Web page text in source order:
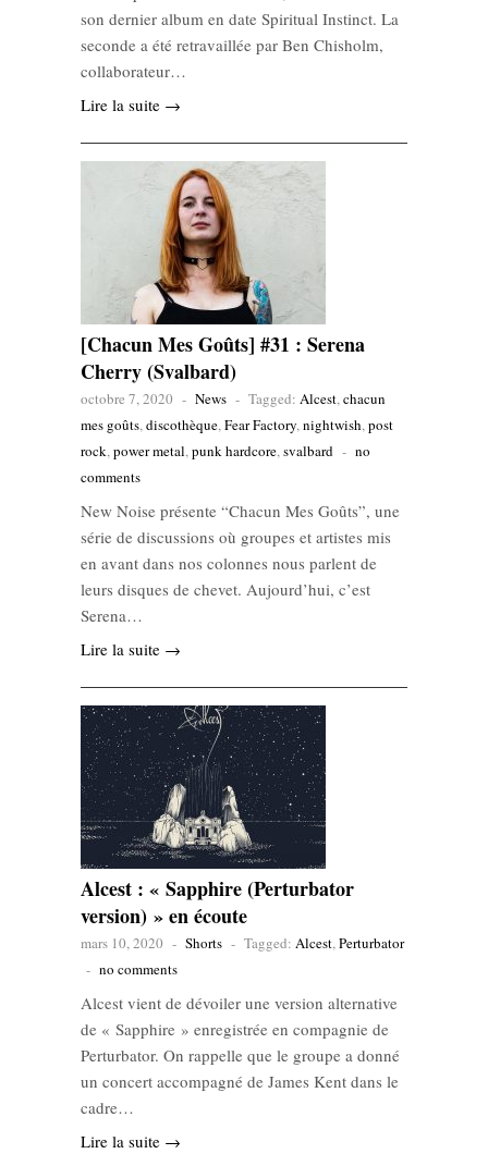
son dernier album en date Spiritual Instinct. La
seconde a été retravaillée par Ben Chisholm,
collaborateur…
Lire la suite →
[Chacun Mes Goûts] #31 : Serena
Cherry (Svalbard)
octobre 7, 2020 - News - Tagged: Alcest,chacun
mes goûts,discothèque,Fear Factory,nightwish,post
rock,power metal,punk hardcore,svalbard - no
comments
New Noise présente “Chacun Mes Goûts”, une
série de discussions où groupes et artistes mis
en avant dans nos colonnes nous parlent de
leurs disques de chevet. Aujourd’hui, c’est
Serena…
Lire la suite →
Alcest : « Sapphire (Perturbator
version) » en écoute
mars 10, 2020 - Shorts - Tagged: Alcest,Perturbator
- no comments
Alcest vient de dévoiler une version alternative
de « Sapphire » enregistrée en compagnie de
Perturbator. On rappelle que le groupe a donné
un concert accompagné de James Kent dans le
cadre…
Lire la suite →